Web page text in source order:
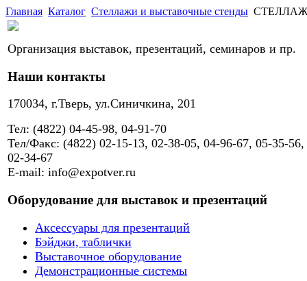
Главная Каталог Стеллажи и выставочные стенды СТЕЛЛАЖ
Организация выставок, презентаций, семинаров и пр.
Наши контакты
170034, г.Тверь, ул.Синичкина, 201
Тел: (4822) 04-45-98, 04-91-70
Тел/Факс: (4822) 02-15-13, 02-38-05, 04-96-67, 05-35-56,
02-34-67
E-mail: info@expotver.ru
Оборудование для выставок и презентаций
Аксессуары для презентаций
Бэйджи, таблички
Выставочное оборудование
Демонстрационные системы